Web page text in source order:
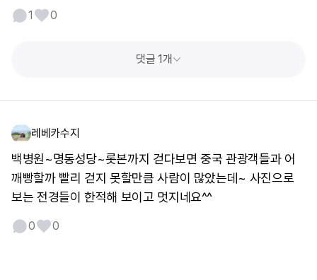
1 0
댓글 1개
레베카수지
백병원~명동성당~롯본까지 걷다보면 중국 관광객들과 어
깨빵할까 빨리 걷지 못할만큼 사람이 많았는데~ 사진으로
보는 전경들이 한적해 보이고 멋지네요^^
0 0